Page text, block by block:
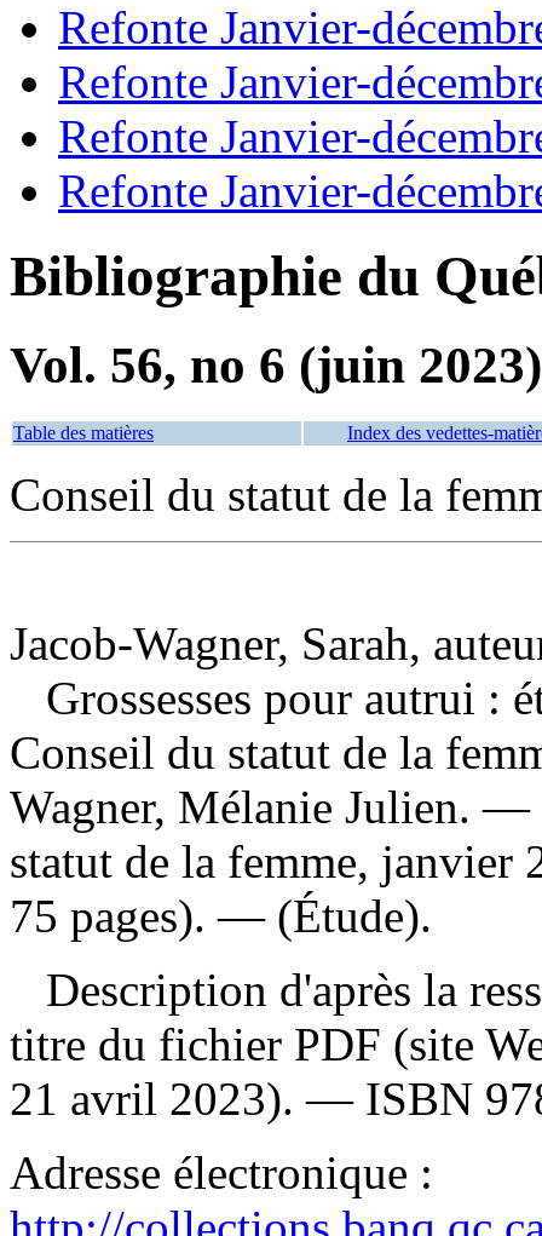
Refonte Janvier-
Refonte Janvier-
Refonte Janvier-
Refonte Janvier-
Bibliographie du
Vol. 56, no 6 (juin 2023)
Table des matières Index des vedettes-
Conseil du statut de la
Jacob-Wagner, Sarah,
Grossesses pour autrui :
Conseil du statut de la
Wagner, Mélanie Julien. —
statut de la femme,
75 pages). — (Étude).
Description d'après la
titre du fichier PDF (site
21 avril 2023). — ISBN
Adresse électronique :